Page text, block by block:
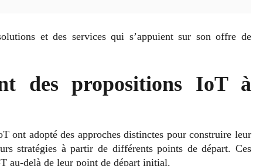
et des services qui s’appuient sur son offre de
des propositions IoT à
ont adopté des approches distinctes pour construire leur
stratégies à partir de différents points de départ. Ces
au-delà de leur point de départ initial.